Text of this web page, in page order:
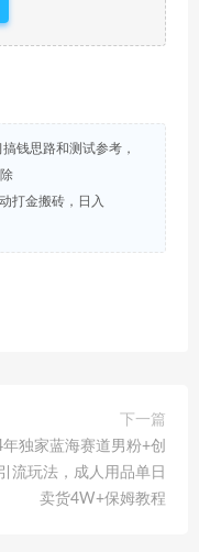
钱思路和测试参考，
打金搬砖，日入
下一篇
独家蓝海赛道男粉+创
流玩法，成人用品单日
卖货4W+保姆教程